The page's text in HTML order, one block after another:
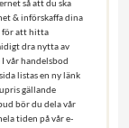
så att du ska
& införskaffa dina
för att hitta
dra nytta av
vår handelsbod
listas en ny länk
gällande
bör du dela vår
tiden på vår e-